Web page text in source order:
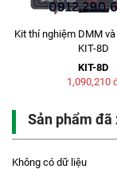
Kit thí nghiệm DMM
KIT-8D
KIT-8D
1,090,210
Sản phẩm đã
Không có dữ liệu